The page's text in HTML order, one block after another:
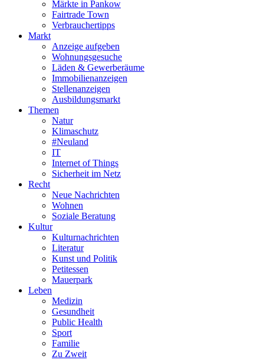
Märkte in Pankow
Fairtrade Town
Verbrauchertipps
Markt
Anzeige aufgeben
Wohnungsgesuche
Läden & Gewerberäume
Immobilienanzeigen
Stellenanzeigen
Ausbildungsmarkt
Themen
Natur
Klimaschutz
#Neuland
IT
Internet of Things
Sicherheit im Netz
Recht
Neue Nachrichten
Wohnen
Soziale Beratung
Kultur
Kulturnachrichten
Literatur
Kunst und Politik
Petitessen
Mauerpark
Leben
Medizin
Gesundheit
Public Health
Sport
Familie
Zu Zweit